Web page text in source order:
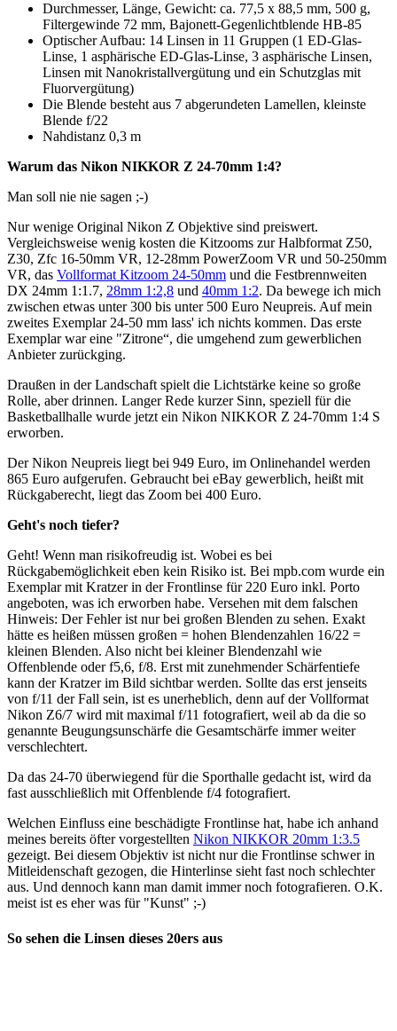
Durchmesser, Länge, Gewicht: ca. 77,5 x 88,5 mm, 500 g,
Filtergewinde 72 mm, Bajonett-Gegenlichtblende HB-85
Optischer Aufbau: 14 Linsen in 11 Gruppen (1 ED-Glas-
Linse, 1 asphärische ED-Glas-Linse, 3 asphärische Linsen,
Linsen mit Nanokristallvergütung und ein Schutzglas mit
Fluorvergütung)
Die Blende besteht aus 7 abgerundeten Lamellen, kleinste
Blende f/22
Nahdistanz 0,3 m
Warum das Nikon NIKKOR Z 24-70mm 1:4?
Man soll nie nie sagen ;-)
Nur wenige Original Nikon Z Objektive sind preiswert.
Vergleichsweise wenig kosten die Kitzooms zur Halbformat Z50,
Z30, Zfc 16-50mm VR, 12-28mm PowerZoom VR und 50-250mm
VR, das Vollformat Kitzoom 24-50mm und die Festbrennweiten
DX 24mm 1:1.7, 28mm 1:2,8 und 40mm 1:2. Da bewege ich mich
zwischen etwas unter 300 bis unter 500 Euro Neupreis. Auf mein
zweites Exemplar 24-50 mm lass' ich nichts kommen. Das erste
Exemplar war eine "Zitrone“, die umgehend zum gewerblichen
Anbieter zurückging.
Draußen in der Landschaft spielt die Lichtstärke keine so große
Rolle, aber drinnen. Langer Rede kurzer Sinn, speziell für die
Basketballhalle wurde jetzt ein Nikon NIKKOR Z 24-70mm 1:4 S
erworben.
Der Nikon Neupreis liegt bei 949 Euro, im Onlinehandel werden
865 Euro aufgerufen. Gebraucht bei eBay gewerblich, heißt mit
Rückgaberecht, liegt das Zoom bei 400 Euro.
Geht's noch tiefer?
Geht! Wenn man risikofreudig ist. Wobei es bei
Rückgabemöglichkeit eben kein Risiko ist. Bei mpb.com wurde ein
Exemplar mit Kratzer in der Frontlinse für 220 Euro inkl. Porto
angeboten, was ich erworben habe. Versehen mit dem falschen
Hinweis: Der Fehler ist nur bei großen Blenden zu sehen. Exakt
hätte es heißen müssen großen = hohen Blendenzahlen 16/22 =
kleinen Blenden. Also nicht bei kleiner Blendenzahl wie
Offenblende oder f5,6, f/8. Erst mit zunehmender Schärfentiefe
kann der Kratzer im Bild sichtbar werden. Sollte das erst jenseits
von f/11 der Fall sein, ist es unerheblich, denn auf der Vollformat
Nikon Z6/7 wird mit maximal f/11 fotografiert, weil ab da die so
genannte Beugungsunschärfe die Gesamtschärfe immer weiter
verschlechtert.
Da das 24-70 überwiegend für die Sporthalle gedacht ist, wird da
fast ausschließlich mit Offenblende f/4 fotografiert.
Welchen Einfluss eine beschädigte Frontlinse hat, habe ich anhand
meines bereits öfter vorgestellten Nikon NIKKOR 20mm 1:3.5
gezeigt. Bei diesem Objektiv ist nicht nur die Frontlinse schwer in
Mitleidenschaft gezogen, die Hinterlinse sieht fast noch schlechter
aus. Und dennoch kann man damit immer noch fotografieren. O.K.
meist ist es eher was für "Kunst" ;-)
So sehen die Linsen dieses 20ers aus